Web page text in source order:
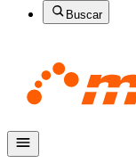
Buscar